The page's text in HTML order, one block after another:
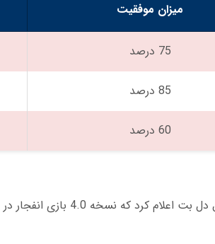
میزان موفقیت
75 درصد
85 درصد
60 درصد